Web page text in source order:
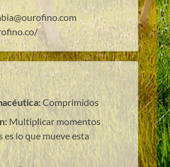
Comprimidos
Multiplicar momentos
es lo que mueve esta